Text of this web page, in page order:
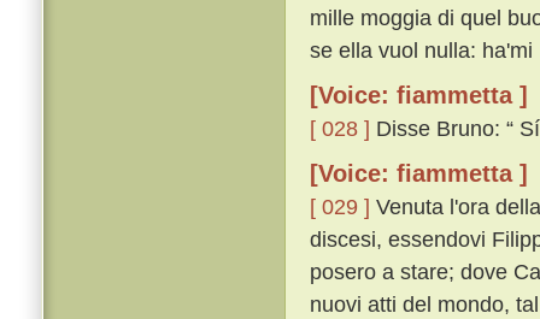
mille moggia di quel
se ella vuol nulla: ha'mi
[Voice: fiammetta ]
[ 028 ] Disse Bruno: “
[Voice: fiammetta ]
[ 029 ] Venuta l'ora
discesi, essendovi
posero a stare; dove
nuovi atti del mondo,